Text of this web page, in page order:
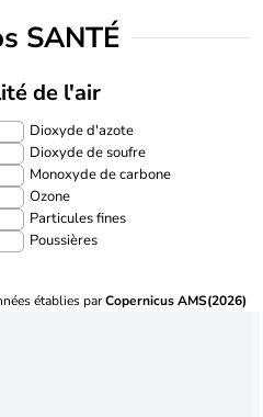
SANTÉ
de l'air
Dioxyde d'azote
Dioxyde de soufre
Monoxyde de carbone
Ozone
Particules fines
Poussières
établies parCopernicus AMS(2026)